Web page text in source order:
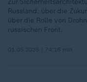
Zur
Russland, über die
über die Rolle von
russischen Front.